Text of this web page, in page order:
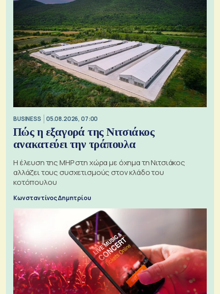
BUSINESS 05.08.2026, 07:00
Πώς η εξαγορά της Νιτσιάκος
ανακατεύει την τράπουλα
H έλευση της MHP στη χώρα με όχημα τη Νιτσιάκος
αλλάζει τους συσχετισμούς στον κλάδο του
κοτόπουλου
Κωνσταντίνος Δημητρίου